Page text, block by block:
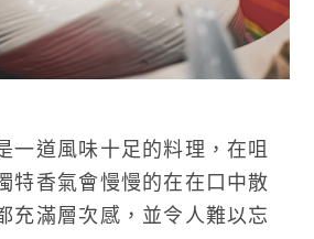
一道風味十足的料理，在咀
特香氣會慢慢的在在口中散
充滿層次感，並令人難以忘